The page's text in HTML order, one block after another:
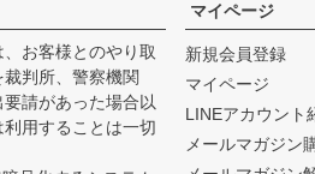
お客様とのやり取
判所、警察機関
請があった場合以
用することは一切
マイページ
新規会員登録
マイページ
LINEアカウント
メールマガジン